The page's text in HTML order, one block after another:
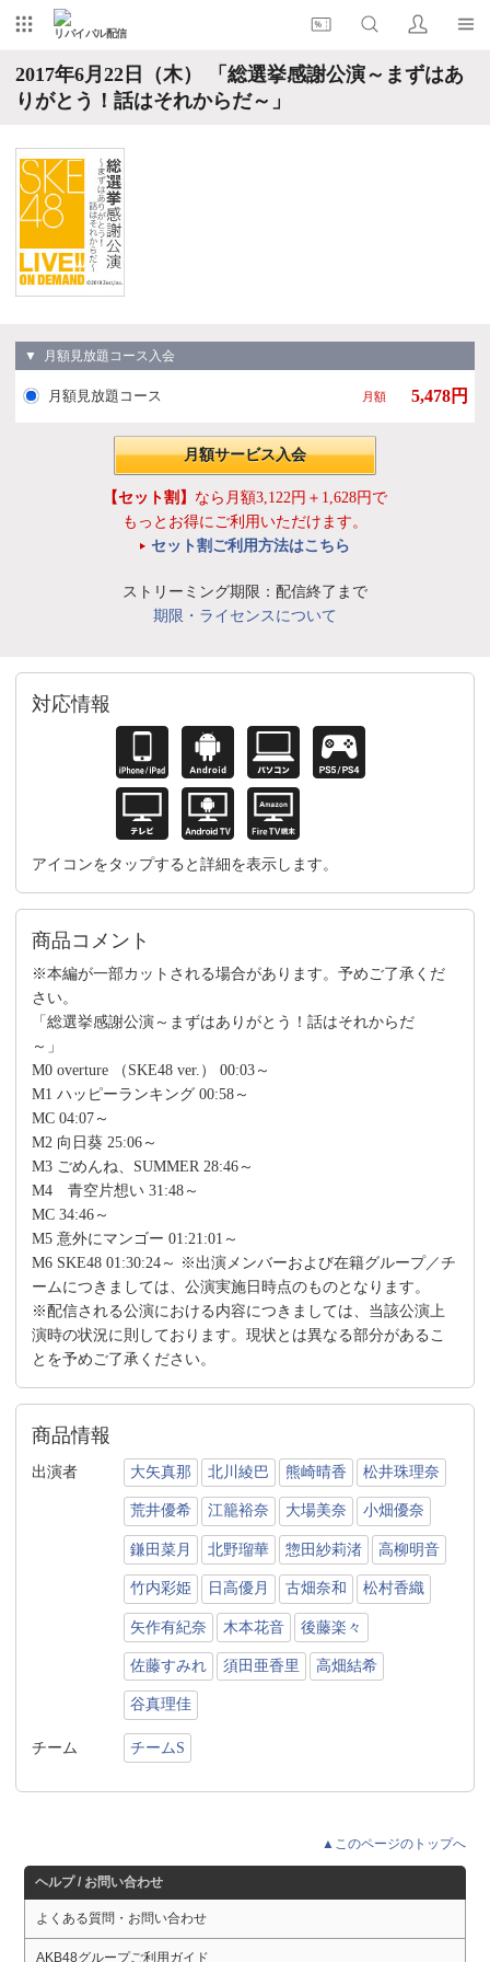
リバイバル配信
2017年6月22日（木） 「総選挙感謝公演～まずはあ
りがとう！話はそれからだ～」
▼ 月額見放題コース入会
月額見放題コース 月額 5,478円
月額サービス入会
【セット割】 なら月額3,122円＋1,628円で
もっとお得にご利用いただけます。
セット割ご利用方法はこちら
ストリーミング期限：配信終了まで
期限・ライセンスについて
対応情報
アイコンをタップすると詳細を表示します。
商品コメント
※本編が一部カットされる場合があります。予めご了承くだ
さい。
「総選挙感謝公演～まずはありがとう！話はそれからだ
～」
M0 overture （SKE48 ver.） 00:03～
M1 ハッピーランキング 00:58～
MC 04:07～
M2 向日葵 25:06～
M3 ごめんね、SUMMER 28:46～
M4 青空片想い 31:48～
MC 34:46～
M5 意外にマンゴー 01:21:01～
M6 SKE48 01:30:24～ ※出演メンバーおよび在籍グループ／チ
ームにつきましては、公演実施日時点のものとなります。
※配信される公演における内容につきましては、当該公演上
演時の状況に則しております。現状とは異なる部分があるこ
とを予めご了承ください。
商品情報
出演者 大矢真那 北川綾巴 熊崎晴香 松井珠理奈
荒井優希 江籠裕奈 大場美奈 小畑優奈
鎌田菜月 北野瑠華 惣田紗莉渚 高柳明音
竹内彩姫 日高優月 古畑奈和 松村香織
矢作有紀奈 木本花音 後藤楽々
佐藤すみれ 須田亜香里 高畑結希
谷真理佳
チーム チームS
▲このページのトップへ
ヘルプ / お問い合わせ
よくある質問・お問い合わせ
AKB48グループご利用ガイド